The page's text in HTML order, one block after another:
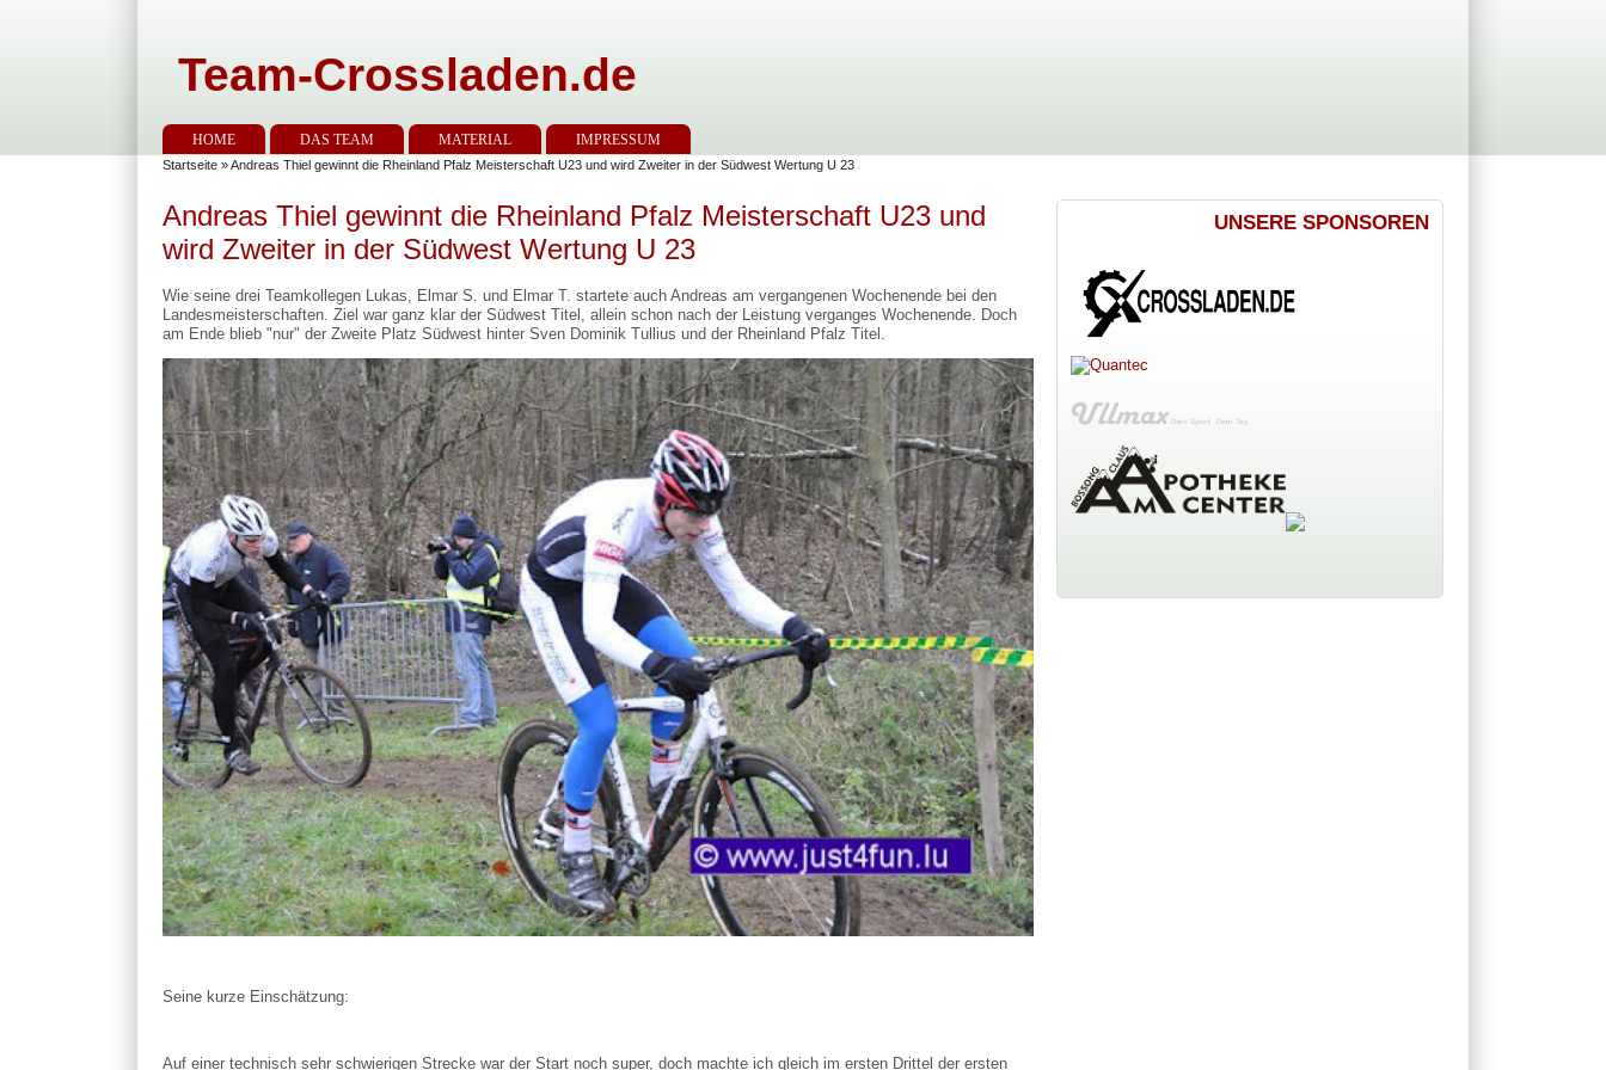
Team-Crossladen.de
HOME DAS TEAM MATERIAL IMPRESSUM
Startseite » Andreas Thiel gewinnt die Rheinland Pfalz Meisterschaft U23 und wird Zweiter in der Südwest Wertung U 23
Andreas Thiel gewinnt die Rheinland Pfalz Meisterschaft U23 und
wird Zweiter in der Südwest Wertung U 23
Wie seine drei Teamkollegen Lukas, Elmar S. und Elmar T. startete auch Andreas am vergangenen Wochenende bei den
Landesmeisterschaften. Ziel war ganz klar der Südwest Titel, allein schon nach der Leistung verganges Wochenende. Doch
am Ende blieb "nur" der Zweite Platz Südwest hinter Sven Dominik Tullius und der Rheinland Pfalz Titel.
Seine kurze Einschätzung:
Auf einer technisch sehr schwierigen Strecke war der Start noch super, doch machte ich gleich im ersten Drittel der ersten
UNSERE SPONSOREN